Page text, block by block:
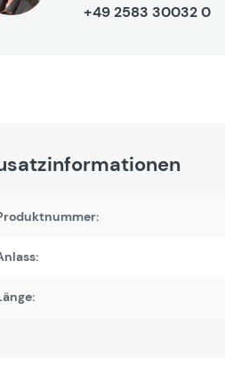
+49 2583 30032 0